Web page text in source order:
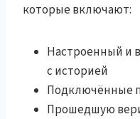
которые включают:
Настроенный и
с историей
Подключённые
Прошедшую